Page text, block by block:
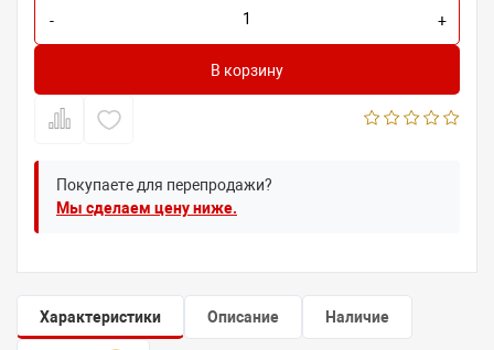
- +
В корзину
Покупаете для перепродажи?
Мы сделаем цену ниже.
Характеристики Описание Наличие